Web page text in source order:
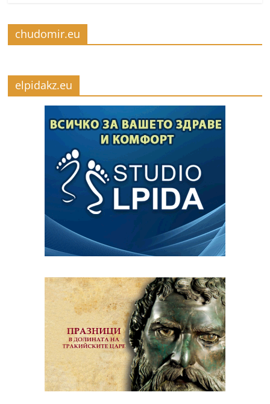
chudomir.eu
elpidakz.eu